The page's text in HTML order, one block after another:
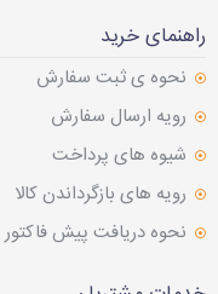
راهنمای خرید
نحوه ی ثبت سفارش
رویه ارسال سفارش
شیوه های پرداخت
رویه های بازگرداندن کالا
نحوه دریافت پیش فاکتور